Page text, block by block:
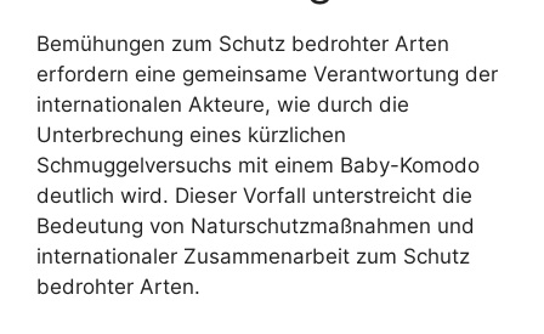
Bemühungen zum Schutz bedrohter Arten
erfordern eine gemeinsame Verantwortung der
internationalen Akteure, wie durch die
Unterbrechung eines kürzlichen
Schmuggelversuchs mit einem Baby-Komodo
deutlich wird. Dieser Vorfall unterstreicht die
Bedeutung von Naturschutzmaßnahmen und
internationaler Zusammenarbeit zum Schutz
bedrohter Arten.